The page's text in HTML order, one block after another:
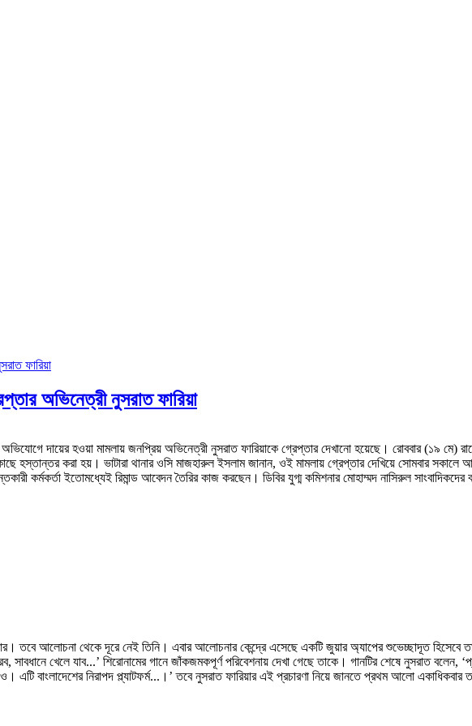
অভিনেত্রী নুসরাত ফারিয়া
অভিযোগে দায়ের হওয়া মামলায় জনপ্রিয় অভিনেত্রী নুসরাত ফারিয়াকে গ্রেপ্তার দেখানো হয়েছে। রোববার (১৯ মে)
হস্তান্তর করা হয়। ভাটারা থানার ওসি মাজহারুল ইসলাম জানান, ওই মামলায় গ্রেপ্তার দেখিয়ে সোমবার সকালে
কর্মকর্তা ইতোমধ্যেই রিমান্ড আবেদন তৈরির কাজ করছেন। ডিবির যুগ্ম কমিশনার মোহাম্মদ নাসিরুল
তবে আলোচনা থেকে দূরে নেই তিনি। এবার আলোচনার কেন্দ্রে এসেছে একটি জুয়ার অ্যাপের শুভেচ্ছাদূত
খেলে যাব...’ শিরোনামের গানে জাঁকজমকপূর্ণ পরিবেশনায় দেখা গেছে তাকে। গানটির শেষে নুসরাত বলেন,
এটি বাংলাদেশের নিরাপদ প্ল্যাটফর্ম...।’ তবে নুসরাত ফারিয়ার এই প্রচারণা নিয়ে জানতে প্রথম আলো